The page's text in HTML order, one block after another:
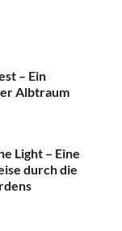
– Ein
Albtraum
Light – Eine
durch die